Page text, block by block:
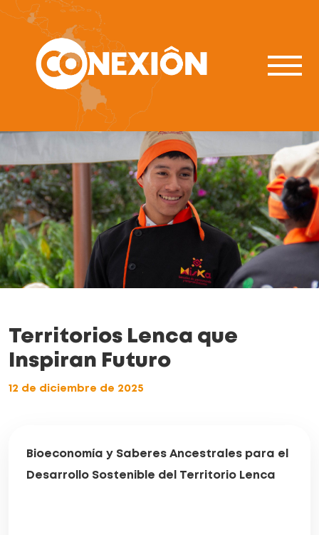
Territorios Lenca que
Inspiran Futuro
12 de diciembre de 2025
Bioeconomía y Saberes Ancestrales para el
Desarrollo Sostenible del Territorio Lenca